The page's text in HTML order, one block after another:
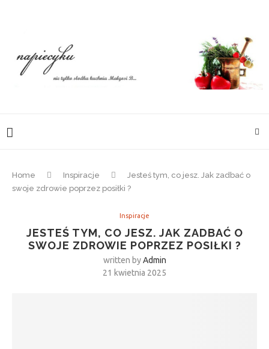
Home Inspiracje
Jesteś tym, co jesz. Jak zadbać o
swoje zdrowie poprzez posiłki ?
Inspiracje
JESTEŚ TYM, CO JESZ. JAK ZADBAĆ O
SWOJE ZDROWIE POPRZEZ POSIŁKI ?
written byAdmin
21 kwietnia 2025